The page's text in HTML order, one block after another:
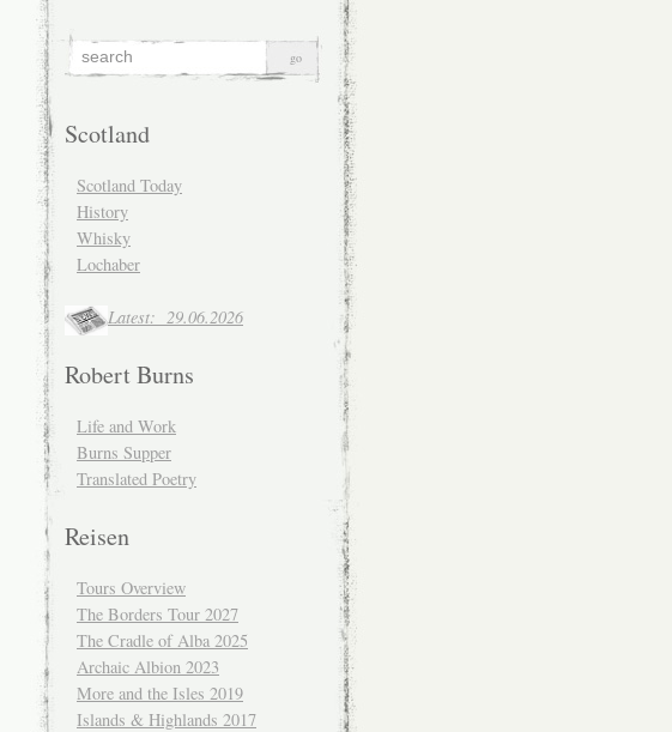
Scotland
Scotland Today
History
Whisky
Lochaber
Latest: 29.06.2026
Robert Burns
Life and Work
Burns Supper
Translated Poetry
Reisen
Tours Overview
The Borders Tour 2027
The Cradle of Alba 2025
Archaic Albion 2023
More and the Isles 2019
Islands & Highlands 2017